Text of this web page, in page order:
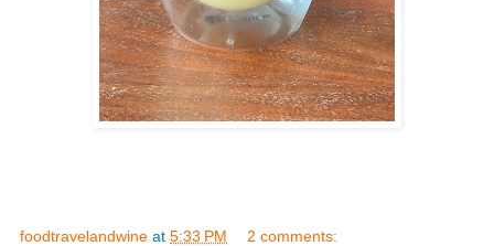
foodtravelandwine at 5:33 PM 2 comments: